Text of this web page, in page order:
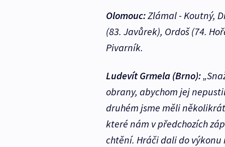
Olomouc:Zlámal - Koutný,
(83. Javůrek), Ordoš (74.
Pivarník.
Ludevít Grmela (Brno):
obrany, abychom jej
druhém jsme měli
které nám v předchozích
chtění. Hráči dali do výkonu